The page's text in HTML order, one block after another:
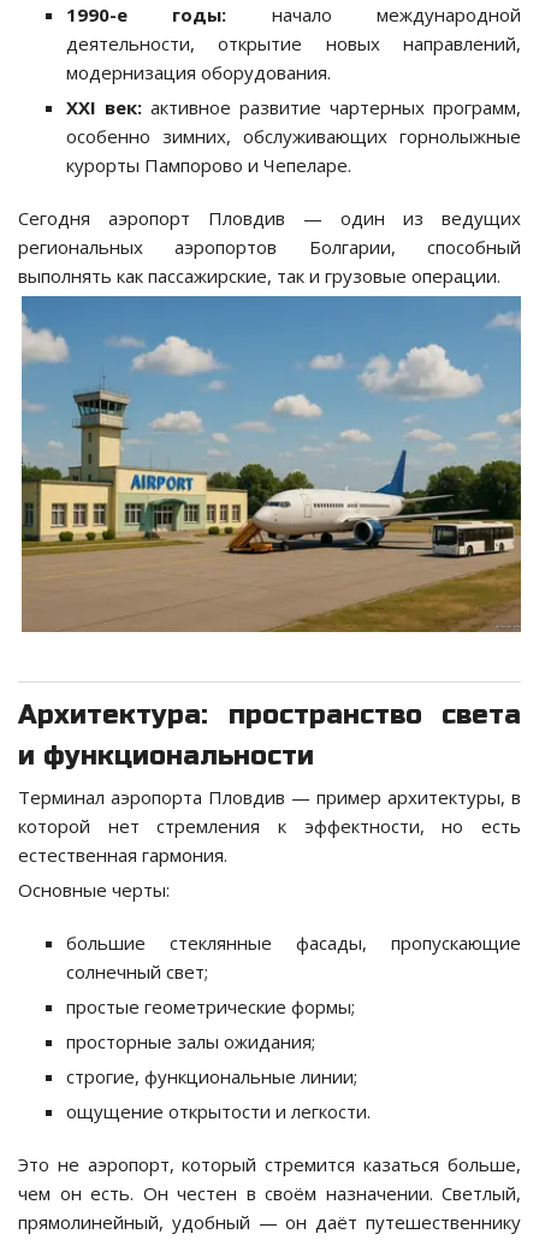
1990-е годы: начало международной
деятельности, открытие новых направлений,
модернизация оборудования.
XXI век: активное развитие чартерных программ,
особенно зимних, обслуживающих горнолыжные
курорты Пампорово и Чепеларе.
Сегодня аэропорт Пловдив — один из ведущих
региональных аэропортов Болгарии, способный
выполнять как пассажирские, так и грузовые операции.
Архитектура: пространство света
и функциональности
Терминал аэропорта Пловдив — пример архитектуры, в
которой нет стремления к эффектности, но есть
естественная гармония.
Основные черты:
большие стеклянные фасады, пропускающие
солнечный свет;
простые геометрические формы;
просторные залы ожидания;
строгие, функциональные линии;
ощущение открытости и легкости.
Это не аэропорт, который стремится казаться больше,
чем он есть. Он честен в своём назначении. Светлый,
прямолинейный, удобный — он даёт путешественнику